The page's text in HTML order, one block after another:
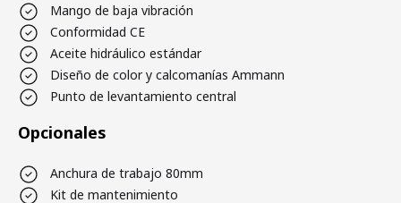
Mango de baja vibración
Conformidad CE
Aceite hidráulico estándar
Diseño de color y calcomanías Ammann
Punto de levantamiento central
Opcionales
Anchura de trabajo 80mm
Kit de mantenimiento